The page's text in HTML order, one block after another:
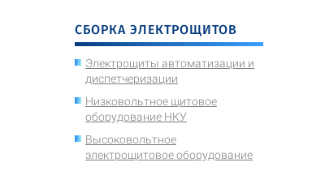
СБОРКА ЭЛЕКТРОЩИТОВ
Электрощиты автоматизации и
диспетчеризации
Низковольтное щитовое
оборудование НКУ
Высоковольтное
электрощитовое оборудование